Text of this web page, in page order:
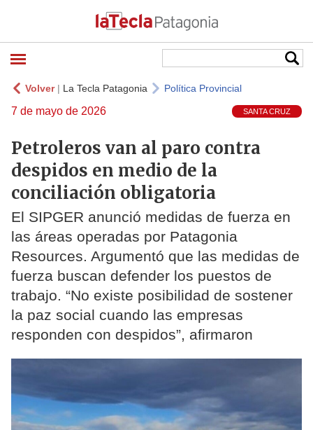
Volver| La Tecla Patagonia Política Provincial
7 de mayo de 2026 SANTA CRUZ
Petroleros van al paro contra
despidos en medio de la
conciliación obligatoria
El SIPGER anunció medidas de fuerza en
las áreas operadas por Patagonia
Resources. Argumentó que las medidas de
fuerza buscan defender los puestos de
trabajo. “No existe posibilidad de sostener
la paz social cuando las empresas
responden con despidos”, afirmaron